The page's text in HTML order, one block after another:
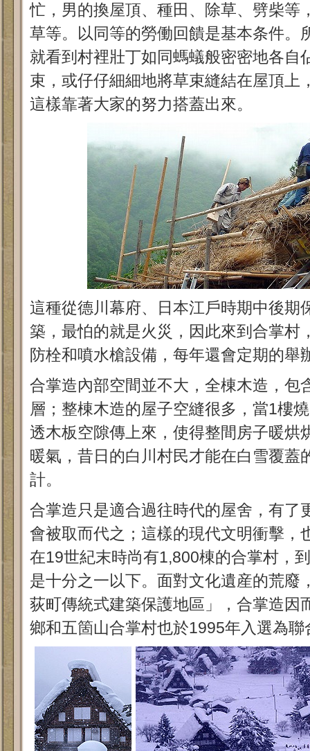
忙，男的換屋頂、種田、除草、劈柴等
草等。以同等的勞働回饋是基本条件。
就看到村裡壯丁如同螞蟻般密密地各自
束，或仔仔細細地將草束縫結在屋頂上
這樣靠著大家的努力搭蓋出來。
這種從德川幕府、日本江戶時期中後期
築，最怕的就是火災，因此來到合掌村
防栓和噴水槍設備，每年還會定期的舉
合掌造內部空間並不大，全棟木造，包
層；整棟木造的屋子空縫很多，當1樓
透木板空隙傳上來，使得整間房子暖烘
暖氣，昔日的白川村民才能在白雪覆蓋
計。
合掌造只是適合過往時代的屋舍，有了
會被取而代之；這樣的現代文明衝擊，
在19世紀末時尚有1,800棟的合掌村，
是十分之一以下。面對文化遺産的荒廢
荻町傳統式建築保護地區」，合掌造因
鄉和五箇山合掌村也於1995年入選為聯